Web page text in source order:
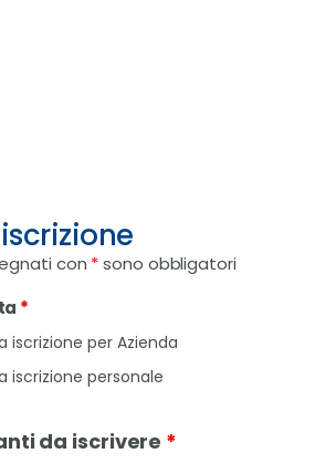
con *sono obbligatori
*
iscrizione per Azienda
iscrizione personale
da iscrivere *